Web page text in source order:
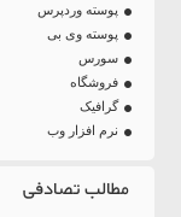
پوسته وردپرس
پوسته وی بی
سورس
فروشگاه
گرافیک
نرم افزار وب
مطالب تصادفی